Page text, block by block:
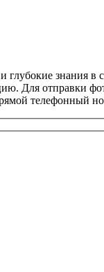
знания в
Для отправки
телефонный